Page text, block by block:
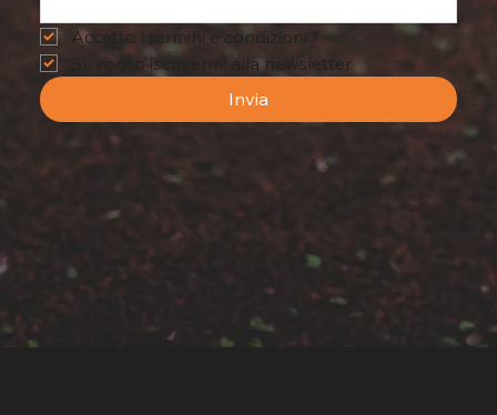
Accetto i termini e condizioni *
Sì, voglio iscrivermi alla newsletter.
Invia